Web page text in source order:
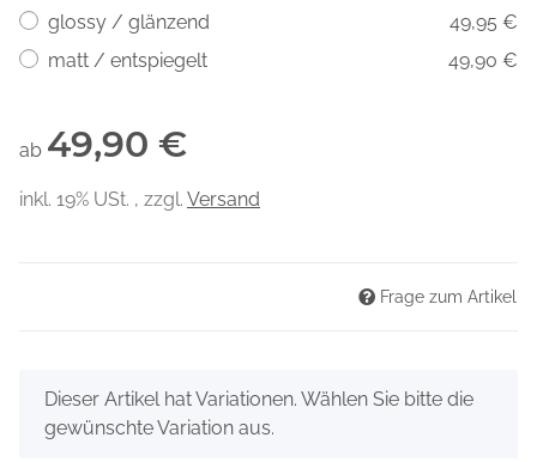
glossy / glänzend
49,95 €
matt / entspiegelt
49,90 €
ab 49,90 €
inkl. 19% USt. , zzgl. Versand
Frage zum Artikel
x
Dieser Artikel hat Variationen. Wählen Sie bitte die
gewünschte Variation aus.